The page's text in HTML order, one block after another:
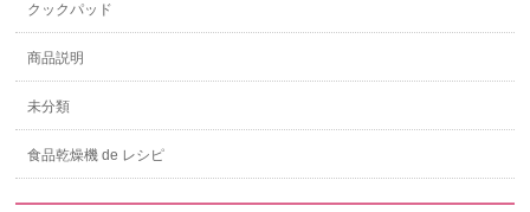
クックパッド
商品説明
未分類
食品乾燥機 de レシピ